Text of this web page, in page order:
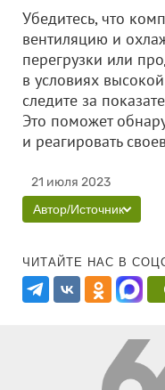
Убедитесь, что
вентиляцию и
перегрузки или
в условиях
следите за
Это поможет
и реагировать
21 июля 2023
Автор/Источник
ЧИТАЙТЕ НАС В